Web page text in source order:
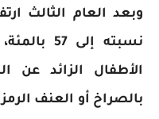
وبعد العام الثالث
نسبته
الأطفال الزائد عن
بالصراخ أو العنف